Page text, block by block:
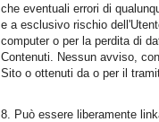
che eventuali errori di
e a esclusivo rischio
computer o per la perdita di
Contenuti. Nessun avviso,
Sito o ottenuti da o per il
Può essere liberamente